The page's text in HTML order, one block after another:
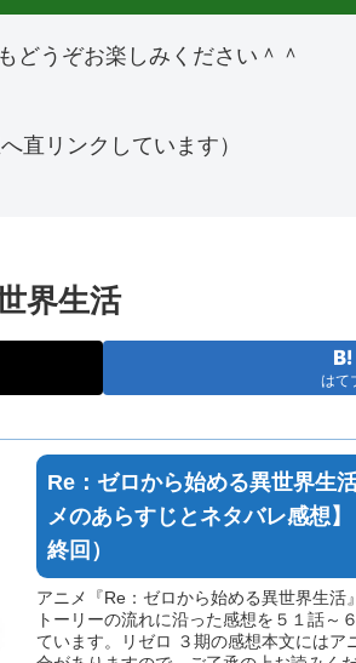
どうぞお楽しみください＾＾
直リンクしています）
界生活
はて
Re：ゼロから始める異世界生
メのあらすじとネタバレ感想
終回）
アニメ『Re：ゼロから始める異世界生活
トーリーの流れに沿った感想を５１話～
ています。リゼロ ３期の感想本文にはア